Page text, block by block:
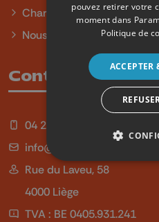
Charte sur l'égalité et la
Nous contacter
Contact
04 254 99 99
info@qu4tre.be
Rue du Laveu, 58
4000 Liège
TVA : BE 0405.931.241
pouvez retirer votre
moment dans
Politique de
ACCEPTER